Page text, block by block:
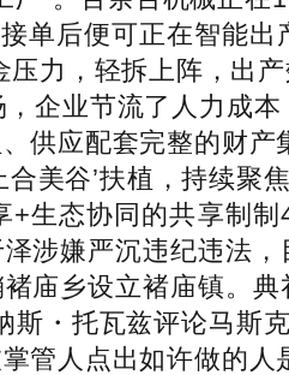
单后便可正在智能
压力，轻拆上阵，出
企业节流了人力成
供应配套完整的财
美谷’扶植，持续聚
生态协同的共享制
涉嫌严沉违纪违法
庙乡设立褚庙镇。
・托瓦兹评论马斯
管人点出如许做的